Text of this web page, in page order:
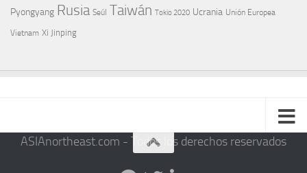
Pyongyang Rusia Seúl Taiwán Tokio 2020 Ucrania Unión Europea
Vietnam Xi Jinping
ASIAnortheast.com - Todos los derechos reservados